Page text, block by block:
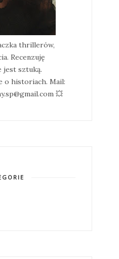
thrillerów,
Recenzuję
sztuką.
o historiach. Mail:
💥